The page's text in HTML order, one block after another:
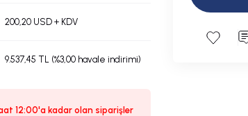
200,20 USD + KDV
9.537,45 TL (%3,00 havale indirimi)
12:00'a kadar olan siparişler